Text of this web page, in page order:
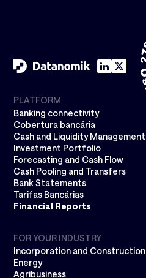
PLATFORM
Banking connectivity
Cobertura bancária
Cash and Liquidity Management
Investment Portfolio
Forecasting and Cash Flow
Cash Pooling and Transfers
Bank Statements
Tarifas Bancárias
Financial Reports
FOR YOUR INDUSTRY
Incorporation and Construction
Energy
Agribusiness